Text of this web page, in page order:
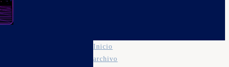
Inicio
archivo